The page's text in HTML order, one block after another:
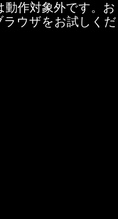
作対象外です。お
ウザをお試しくだ